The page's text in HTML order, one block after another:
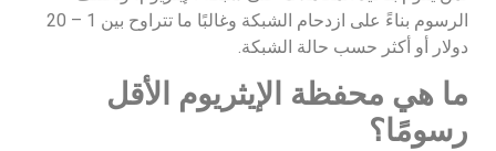
الرسوم بناءً على ازدحام الشبكة وغالبًا ما تتراوح بين 1 – 20
دولار أو أكثر حسب حالة الشبكة.
ما هي محفظة الإيثريوم الأقل
رسومًا؟